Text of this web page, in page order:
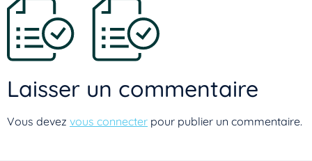
Laisser un commentaire
Vous devez vous connecter pour publier un commentaire.